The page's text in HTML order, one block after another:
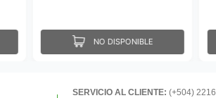
NO DISPONIBLE
SERVICIO AL CLIENTE: (+504)